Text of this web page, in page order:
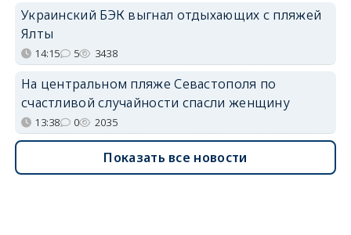
Украинский БЭК выгнал отдыхающих с пляжей
Ялты
14:15 5 3438
На центральном пляже Севастополя по
счастливой случайности спасли женщину
13:38 0 2035
Показать все новости